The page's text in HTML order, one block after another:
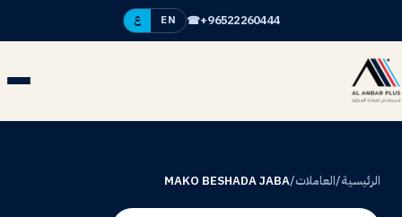
☎+96522260444
EN ع
الرئيسية/العاملات/
MAKO BESHADA JABA